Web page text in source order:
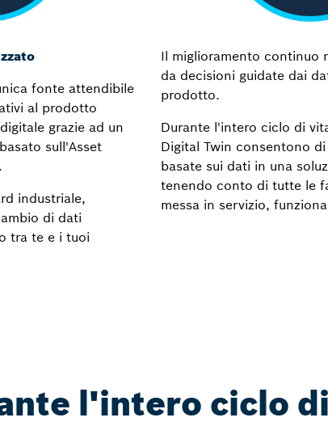
fonte attendibile
al prodotto
grazie ad un
sull'Asset
industriale,
di dati
tra te e i tuoi
Il miglioramento continuo
da decisioni guidate dai
prodotto.
Durante l'intero ciclo di
Digital Twin consentono
basate sui dati in una
tenendo conto di tutte le
messa in servizio,
l'intero ciclo